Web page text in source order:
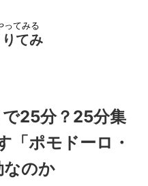
ってみる
てみ
25分？25分集
「ポモドーロ・
なのか